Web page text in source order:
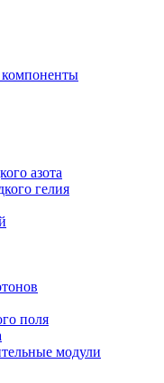
азота
гелия
поля
модули